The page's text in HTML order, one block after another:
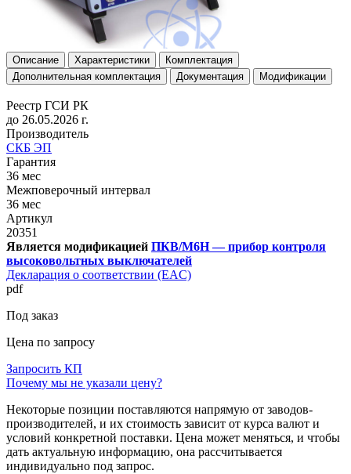
Описание Характеристики
Комплектация
Дополнительная комплектация
Документация Модификации
Реестр ГСИ РК
до 26.05.2026 г.
Производитель
СКБ ЭП
Гарантия
36 мес
Межповерочный интервал
36 мес
Артикул
20351
Является модификацией ПКВ/М6Н — прибор контроля
высоковольтных выключателей
Декларация о соответствии (EAC)
pdf
Под заказ
Цена по запросу
Запросить КП
Почему мы не указали цену?
Некоторые позиции поставляются напрямую от заводов-
производителей, и их стоимость зависит от курса валют и
условий конкретной поставки. Цена может меняться, и чтобы
дать актуальную информацию, она рассчитывается
индивидуально под запрос.